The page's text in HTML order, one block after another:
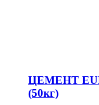
ЦЕМЕНТ
(50кг)